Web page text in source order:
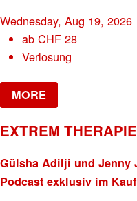
Wednesday, Aug 19, 2026
abCHF 28
Verlosung
MORE
EXTREM
Gülsha Adilji und Jenny
Podcast exklusiv im